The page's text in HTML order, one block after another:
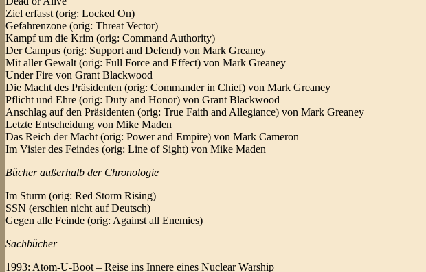
Ziel erfasst (orig: Locked On)
Gefahrenzone (orig: Threat Vector)
Kampf um die Krim (orig: Command Authority)
Der Campus (orig: Support and Defend) von Mark Greaney
Mit aller Gewalt (orig: Full Force and Effect) von Mark Greaney
Under Fire von Grant Blackwood
Die Macht des Präsidenten (orig: Commander in Chief) von Mark Greaney
Pflicht und Ehre (orig: Duty and Honor) von Grant Blackwood
Anschlag auf den Präsidenten (orig: True Faith and Allegiance) von Mark Greaney
Letzte Entscheidung von Mike Maden
Das Reich der Macht (orig: Power and Empire) von Mark Cameron
Im Visier des Feindes (orig: Line of Sight) von Mike Maden
Bücher außerhalb der Chronologie
Im Sturm (orig: Red Storm Rising)
SSN (erschien nicht auf Deutsch)
Gegen alle Feinde (orig: Against all Enemies)
Sachbücher
1993: Atom-U-Boot – Reise ins Innere eines Nuclear Warship